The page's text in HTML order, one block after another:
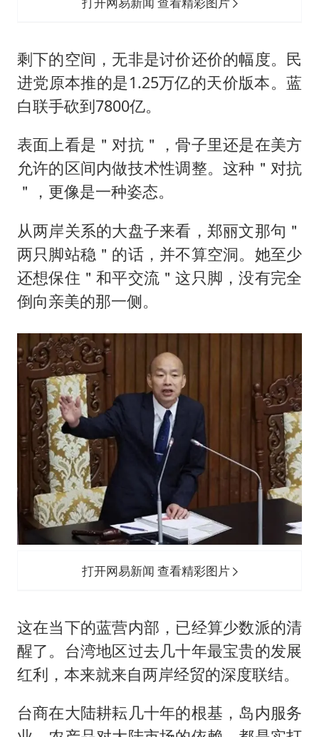
剩下的空间，无非是讨价还价的幅度。民
进党原本推的是1.25万亿的天价版本。蓝
白联手砍到7800亿。
表面上看是＂对抗＂，骨子里还是在美方
允许的区间内做技术性调整。这种＂对抗
＂，更像是一种姿态。
从两岸关系的大盘子来看，郑丽文那句＂
两只脚站稳＂的话，并不算空洞。她至少
还想保住＂和平交流＂这只脚，没有完全
倒向亲美的那一侧。
打开网易新闻 查看精彩图片
这在当下的蓝营内部，已经算少数派的清
醒了。台湾地区过去几十年最宝贵的发展
红利，本来就来自两岸经贸的深度联结。
台商在大陆耕耘几十年的根基，岛内服务